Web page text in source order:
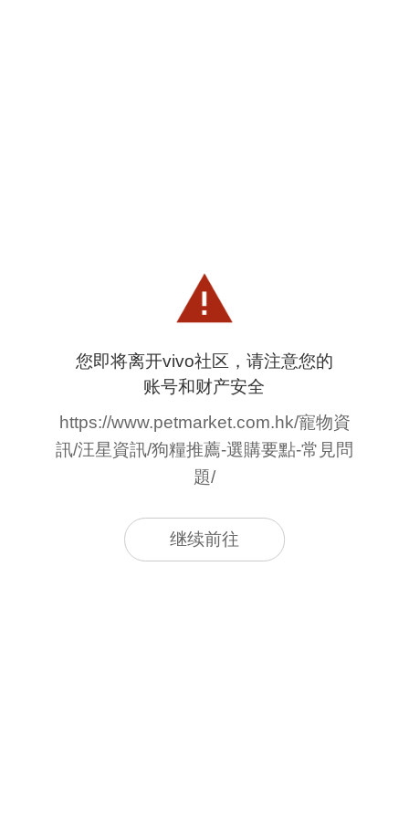
您即将离开vivo社区，请注意您的
账号和财产安全
https://www.petmarket.com.hk/寵物資
訊/汪星資訊/狗糧推薦-選購要點-常見問
題/
继续前往